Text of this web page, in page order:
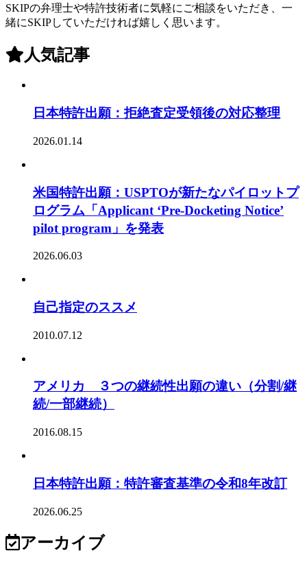
SKIPの弁理士や特許技術者に気軽にご相談をいただき、一
緒にSKIPしていただければ嬉しく思います。
人気記事
日本特許出願：拒絶査定受領後の対応整理
2026.01.14
米国特許出願：USPTOが新たなパイロットプ
ログラム「Applicant ‘Pre-Docketing Notice’
pilot program」を発表
2026.06.03
自己指定のススメ
2010.07.12
アメリカ ３つの継続性出願の違い（分割/継
続/一部継続）
2016.08.15
日本特許出願：特許審査基準の令和8年改訂
2026.06.25
アーカイブ